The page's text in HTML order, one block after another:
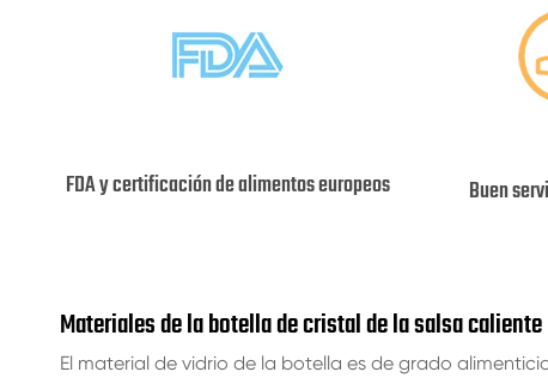
FDA y certificación de alimentos europeos Buen
Materiales de la botella de cristal de la salsa
El material de vidrio de la botella es de grado